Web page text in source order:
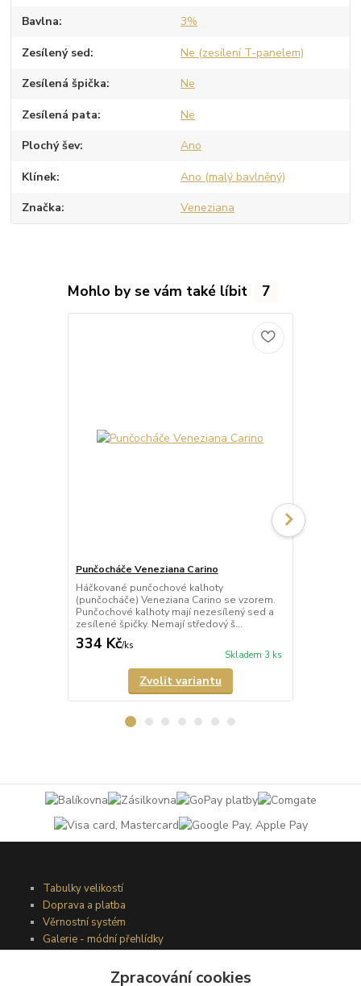
Bavlna 3%
Zesílený sed Ne (zesílení T-panelem)
Zesílená špička Ne
Zesílená pata Ne
Plochý šev Ano
Klínek Ano (malý bavlněný)
Značka Veneziana
Mohlo by se vám také líbit 7
Punčocháče Veneziana Carino
Háčkované punčochové kalhoty
(punčocháče) Veneziana Carino se vzorem.
Punčochové kalhoty mají nezesílený sed a
zesílené špičky. Nemají středový š...
334 Kč/ks
Skladem 3 ks
Zvolit variantu
Tabulky velikostí
Doprava a platba
Věrnostní systém
Galerie - módní přehlídky
Zpracování cookies